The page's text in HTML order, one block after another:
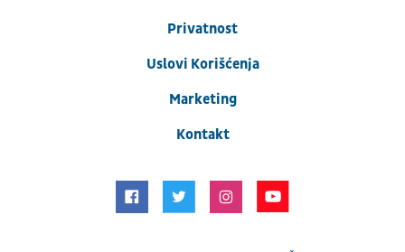
Privatnost
Uslovi Korišćenja
Marketing
Kontakt